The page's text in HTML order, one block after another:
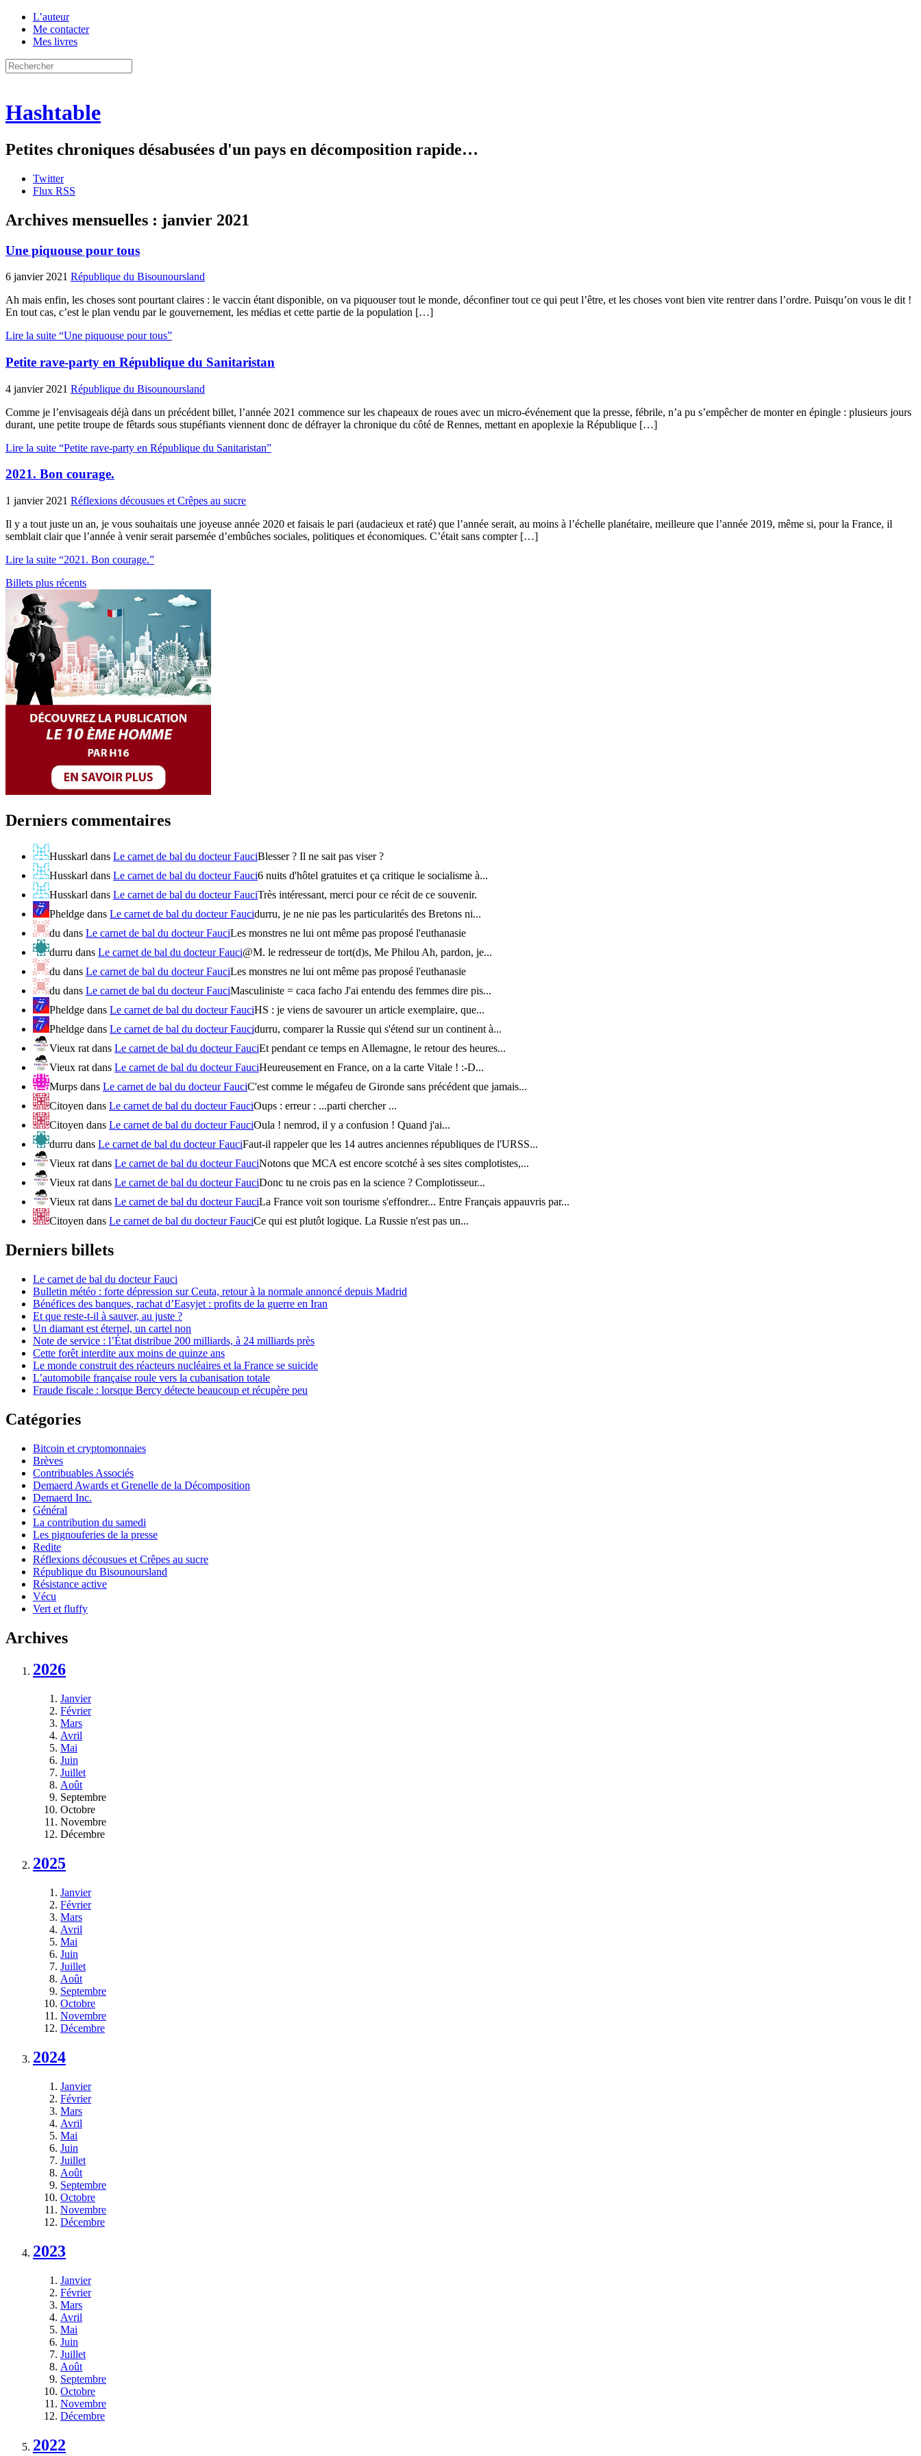
L’auteur
Me contacter
Mes livres
Hashtable
Petites chroniques désabusées d'un pays en décomposition rapide…
Twitter
Flux RSS
Archives mensuelles : janvier 2021
Une piquouse pour tous
6 janvier 2021 République du Bisounoursland
Ah mais enfin, les choses sont pourtant claires : le vaccin étant disponible, on va piquouser tout le monde, déconfiner tout ce qui peut l’être, et les choses vont bien vite rentrer dans l’ordre. Puisqu’on vous le dit !
En tout cas, c’est le plan vendu par le gouvernement, les médias et cette partie de la population […]
Lire la suite “Une piquouse pour tous”
Petite rave-party en République du Sanitaristan
4 janvier 2021 République du Bisounoursland
Comme je l’envisageais déjà dans un précédent billet, l’année 2021 commence sur les chapeaux de roues avec un micro-événement que la presse, fébrile, n’a pu s’empêcher de monter en épingle : plusieurs jours
durant, une petite troupe de fêtards sous stupéfiants viennent donc de défrayer la chronique du côté de Rennes, mettant en apoplexie la République […]
Lire la suite “Petite rave-party en République du Sanitaristan”
2021. Bon courage.
1 janvier 2021 Réflexions décousues et Crêpes au sucre
Il y a tout juste un an, je vous souhaitais une joyeuse année 2020 et faisais le pari (audacieux et raté) que l’année serait, au moins à l’échelle planétaire, meilleure que l’année 2019, même si, pour la France, il
semblait clair que l’année à venir serait parsemée d’embûches sociales, politiques et économiques. C’était sans compter […]
Lire la suite “2021. Bon courage.”
Billets plus récents
Derniers commentaires
Husskarl dans Le carnet de bal du docteur FauciBlesser ? Il ne sait pas viser ?
Husskarl dans Le carnet de bal du docteur Fauci6 nuits d'hôtel gratuites et ça critique le socialisme à...
Husskarl dans Le carnet de bal du docteur FauciTrès intéressant, merci pour ce récit de ce souvenir.
Pheldge dans Le carnet de bal du docteur Faucidurru, je ne nie pas les particularités des Bretons ni...
du dans Le carnet de bal du docteur FauciLes monstres ne lui ont même pas proposé l'euthanasie
durru dans Le carnet de bal du docteur Fauci@M. le redresseur de tort(d)s, Me Philou Ah, pardon, je...
du dans Le carnet de bal du docteur FauciLes monstres ne lui ont même pas proposé l'euthanasie
du dans Le carnet de bal du docteur FauciMasculiniste = caca facho J'ai entendu des femmes dire pis...
Pheldge dans Le carnet de bal du docteur FauciHS : je viens de savourer un article exemplaire, que...
Pheldge dans Le carnet de bal du docteur Faucidurru, comparer la Russie qui s'étend sur un continent à...
Vieux rat dans Le carnet de bal du docteur FauciEt pendant ce temps en Allemagne, le retour des heures...
Vieux rat dans Le carnet de bal du docteur FauciHeureusement en France, on a la carte Vitale ! :-D...
Murps dans Le carnet de bal du docteur FauciC'est comme le mégafeu de Gironde sans précédent que jamais...
Citoyen dans Le carnet de bal du docteur FauciOups : erreur : ...parti chercher ...
Citoyen dans Le carnet de bal du docteur FauciOula ! nemrod, il y a confusion ! Quand j'ai...
durru dans Le carnet de bal du docteur FauciFaut-il rappeler que les 14 autres anciennes républiques de l'URSS...
Vieux rat dans Le carnet de bal du docteur FauciNotons que MCA est encore scotché à ses sites complotistes,...
Vieux rat dans Le carnet de bal du docteur FauciDonc tu ne crois pas en la science ? Complotisseur...
Vieux rat dans Le carnet de bal du docteur FauciLa France voit son tourisme s'effondrer... Entre Français appauvris par...
Citoyen dans Le carnet de bal du docteur FauciCe qui est plutôt logique. La Russie n'est pas un...
Derniers billets
Le carnet de bal du docteur Fauci
Bulletin météo : forte dépression sur Ceuta, retour à la normale annoncé depuis Madrid
Bénéfices des banques, rachat d’Easyjet : profits de la guerre en Iran
Et que reste-t-il à sauver, au juste ?
Un diamant est éternel, un cartel non
Note de service : l’État distribue 200 milliards, à 24 milliards près
Cette forêt interdite aux moins de quinze ans
Le monde construit des réacteurs nucléaires et la France se suicide
L’automobile française roule vers la cubanisation totale
Fraude fiscale : lorsque Bercy détecte beaucoup et récupère peu
Catégories
Bitcoin et cryptomonnaies
Brèves
Contribuables Associés
Demaerd Awards et Grenelle de la Décomposition
Demaerd Inc.
Général
La contribution du samedi
Les pignouferies de la presse
Redite
Réflexions décousues et Crêpes au sucre
République du Bisounoursland
Résistance active
Vécu
Vert et fluffy
Archives
2026
Janvier
Février
Mars
Avril
Mai
Juin
Juillet
Août
Septembre
Octobre
Novembre
Décembre
2025
Janvier
Février
Mars
Avril
Mai
Juin
Juillet
Août
Septembre
Octobre
Novembre
Décembre
2024
Janvier
Février
Mars
Avril
Mai
Juin
Juillet
Août
Septembre
Octobre
Novembre
Décembre
2023
Janvier
Février
Mars
Avril
Mai
Juin
Juillet
Août
Septembre
Octobre
Novembre
Décembre
2022